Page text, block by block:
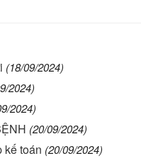
(18/09/2024)
2024)
2024)
(20/09/2024)
kế toán (20/09/2024)